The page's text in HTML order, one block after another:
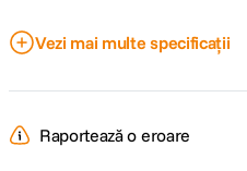
DETALII PRODUCATOR
Cod producator FF3235
Vezi mai multe specificații
Raportează o eroare